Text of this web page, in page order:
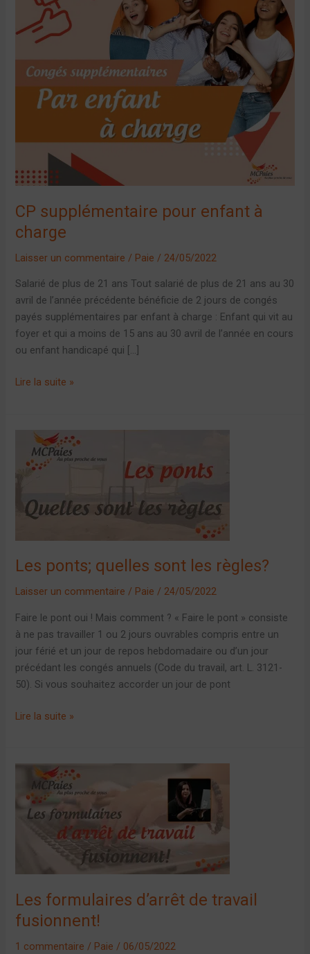
CP supplémentaire pour enfant à
charge
Laisser un commentaire / Paie / 24/05/2022
Salarié de plus de 21 ans Tout salarié de plus de 21 ans au 30
avril de l’année précédente bénéficie de 2 jours de congés
payés supplémentaires par enfant à charge : Enfant qui vit au
foyer et qui a moins de 15 ans au 30 avril de l’année en cours
ou enfant handicapé qui […]
Lire la suite »
Les ponts; quelles sont les règles?
Laisser un commentaire / Paie / 24/05/2022
Faire le pont oui ! Mais comment ? « Faire le pont » consiste
à ne pas travailler 1 ou 2 jours ouvrables compris entre un
jour férié et un jour de repos hebdomadaire ou d’un jour
précédant les congés annuels (Code du travail, art. L. 3121-
50). Si vous souhaitez accorder un jour de pont
ponts;
quelles
les
règles?
Lire la suite »
Les formulaires d’arrêt de travail
fusionnent!
1 commentaire / Paie / 06/05/2022
formulaires
d’arrêt